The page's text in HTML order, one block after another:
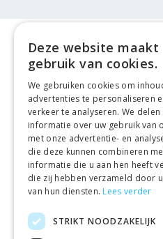
GRATIS
GEMAKKELIJK
LAAGSTE
HANDIGE LINKS
Deze website maakt
gebruik van cookies.
We gebruiken cookies om
advertenties te personaliseren
verkeer te analyseren. We delen
informatie over uw gebruik van
met onze advertentie- en
die deze kunnen combineren
informatie die u aan hen heeft
die zij hebben verzameld door
van hun diensten. Lees verder
STRIKT NOODZAKELIJK